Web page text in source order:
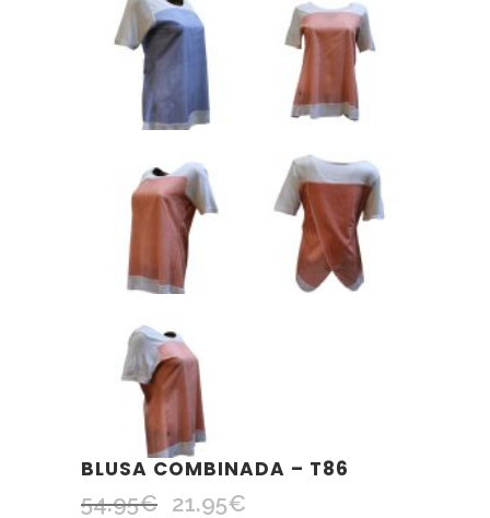
BLUSA COMBINADA – T86
54.95€
El
21.95€